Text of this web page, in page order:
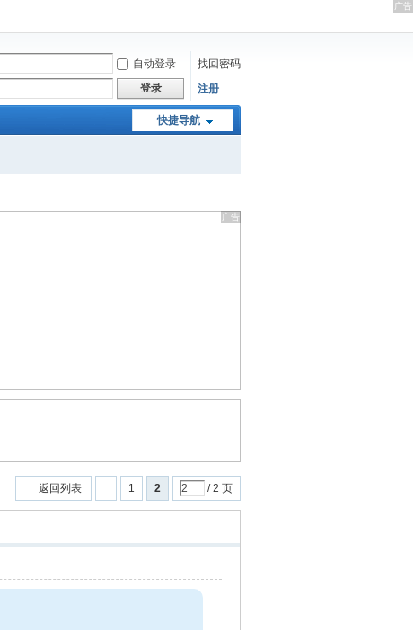
自动登录
找回密码
登录 注册
快捷导航
1 2 / 2 页
返回列表